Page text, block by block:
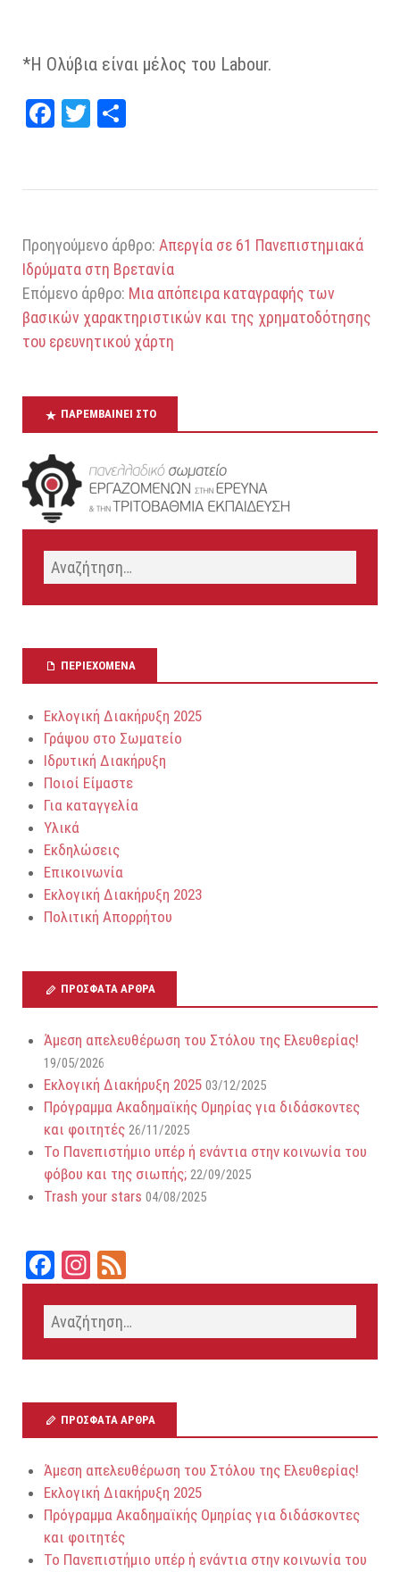
*Η Ολύβια είναι μέλος του Labour.
Fa
ok
T
er στ
τε
Προηγούμενο άρθρο: Απεργία σε 61 Πανεπιστημιακά
Ιδρύματα στη Βρετανία
Επόμενο άρθρο: Μια απόπειρα καταγραφής των
βασικών χαρακτηριστικών και της χρηματοδότησης
του ερευνητικού χάρτη
ΠΑΡΕΜΒΑΊΝΕΙ ΣΤΟ
ΠΕΡΙΕΧΌΜΕΝΑ
Εκλογική Διακήρυξη 2025
Γράψου στο Σωματείο
Ιδρυτική Διακήρυξη
Ποιοί Είμαστε
Για καταγγελία
Υλικά
Εκδηλώσεις
Επικοινωνία
Εκλογική Διακήρυξη 2023
Πολιτική Απορρήτου
ΠΡΌΣΦΑΤΑ ΆΡΘΡΑ
Άμεση απελευθέρωση του Στόλου της Ελευθερίας!
19/05/2026
Εκλογική Διακήρυξη 2025 03/12/2025
Πρόγραμμα Ακαδημαϊκής Ομηρίας για διδάσκοντες
και φοιτητές 26/11/2025
Το Πανεπιστήμιο υπέρ ή ενάντια στην κοινωνία του
φόβου και της σιωπής; 22/09/2025
Trash your stars 04/08/2025
Fa
ce
bo
ok
In
st
ag
ra
ed
ΠΡΌΣΦΑΤΑ ΆΡΘΡΑ
Άμεση απελευθέρωση του Στόλου της Ελευθερίας!
Εκλογική Διακήρυξη 2025
Πρόγραμμα Ακαδημαϊκής Ομηρίας για διδάσκοντες
και φοιτητές
Το Πανεπιστήμιο υπέρ ή ενάντια στην κοινωνία του